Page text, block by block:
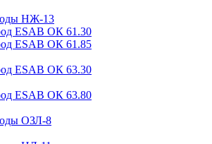
НЖ-13
ESAB ОК 61.30
ESAB ОК 61.85
ESAB ОК 63.30
ESAB ОК 63.80
ОЗЛ-8